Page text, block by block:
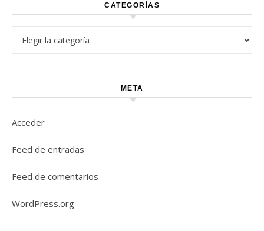
CATEGORÍAS
META
Acceder
Feed de entradas
Feed de comentarios
WordPress.org